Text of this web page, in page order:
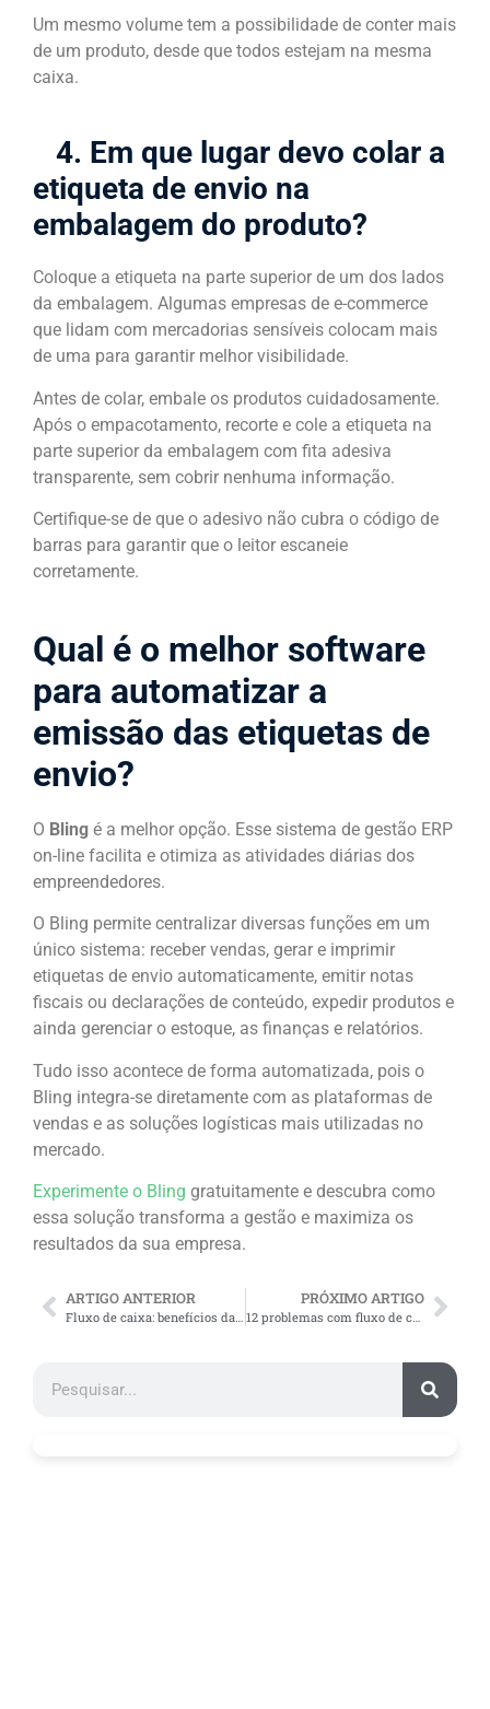
Um mesmo volume tem a possibilidade de conter mais
de um produto, desde que todos estejam na mesma
caixa.
4. Em que lugar devo colar a
etiqueta de envio na
embalagem do produto?
Coloque a etiqueta na parte superior de um dos lados
da embalagem. Algumas empresas de e-commerce
que lidam com mercadorias sensíveis colocam mais
de uma para garantir melhor visibilidade.
Antes de colar, embale os produtos cuidadosamente.
Após o empacotamento, recorte e cole a etiqueta na
parte superior da embalagem com fita adesiva
transparente, sem cobrir nenhuma informação.
Certifique-se de que o adesivo não cubra o código de
barras para garantir que o leitor escaneie
corretamente.
Qual é o melhor software
para automatizar a
emissão das etiquetas de
envio?
O Bling é a melhor opção. Esse sistema de gestão ERP
on-line facilita e otimiza as atividades diárias dos
empreendedores.
O Bling permite centralizar diversas funções em um
único sistema: receber vendas, gerar e imprimir
etiquetas de envio automaticamente, emitir notas
fiscais ou declarações de conteúdo, expedir produtos e
ainda gerenciar o estoque, as finanças e relatórios.
Tudo isso acontece de forma automatizada, pois o
Bling integra-se diretamente com as plataformas de
vendas e as soluções logísticas mais utilizadas no
mercado.
Experimente o Bling gratuitamente e descubra como
essa solução transforma a gestão e maximiza os
resultados da sua empresa.
ARTIGO ANTERIOR PRÓXIMO ARTIGO
12 problemas com fluxo de caixa que comprometem a gestão